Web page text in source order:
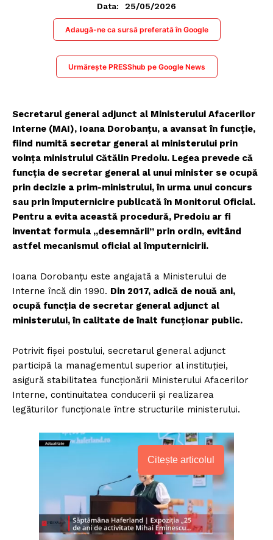
Data:
25/05/2026
Adaugă-ne ca sursă preferată în Google
Urmărește PRESShub pe Google News
Secretarul general adjunct al Ministerului Afacerilor
Interne (MAI), Ioana Dorobanțu, a avansat în funcție,
fiind numită secretar general al ministerului prin
voința ministrului Cătălin Predoiu. Legea prevede că
funcția de secretar general al unui minister se ocupă
prin decizie a prim-ministrului, în urma unui concurs
sau prin împuternicire publicată în Monitorul Oficial.
Pentru a evita această procedură, Predoiu ar fi
inventat formula „desemnării” prin ordin, evitând
astfel mecanismul oficial al împuternicirii.
Ioana Dorobanțu este angajată a Ministerului de
Interne încă din 1990. Din 2017, adică de nouă ani,
ocupă funcția de secretar general adjunct al
ministerului, în calitate de înalt funcționar public.
Potrivit fișei postului, secretarul general adjunct
participă la managementul superior al instituției,
asigură stabilitatea funcționării Ministerului Afacerilor
Interne, continuitatea conducerii și realizarea
legăturilor funcționale între structurile ministerului.
Citește articolul